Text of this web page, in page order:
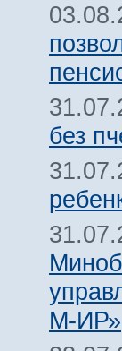
без
М-ИР»